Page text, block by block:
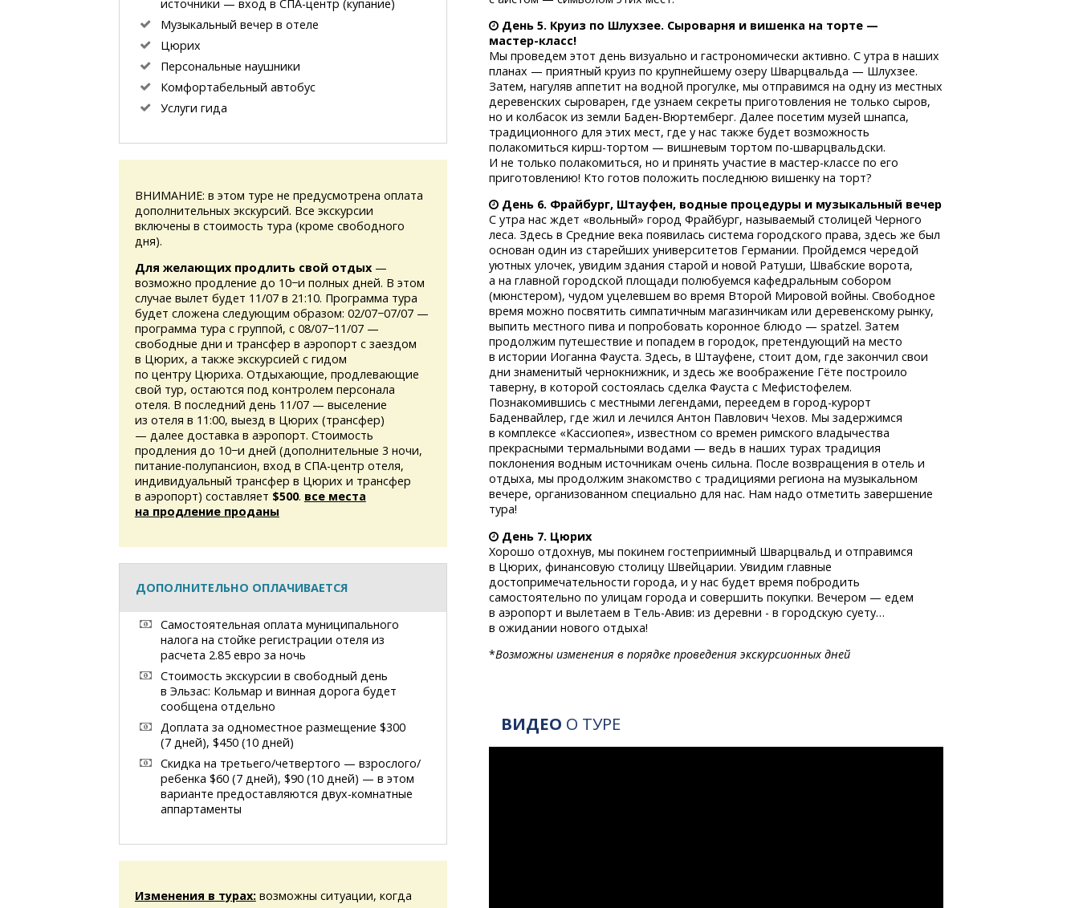
День 5. Круиз по Шлухзее. Сыроварня и вишенка на торте —
мастер-класс!
Мы проведем этот день визуально и гастрономически активно. С утра в наших
планах — приятный круиз по крупнейшему озеру Шварцвальда — Шлухзее.
Затем, нагуляв аппетит на водной прогулке, мы отправимся на одну из местных
деревенских сыроварен, где узнаем секреты приготовления не только сыров,
но и колбасок из земли Баден-Вюртемберг. Далее посетим музей шнапса,
традиционного для этих мест, где у нас также будет возможность
полакомитьсякирш-тортом — вишневым тортомпо-шварцвальдски.
И не только полакомиться, но и принять участиев мастер-классе по его
приготовлению! Кто готов положить последнюю вишенку на торт?
День 6. Фрайбург, Штауфен, водные процедуры и музыкальный вечер
С утра нас ждет «вольный» город Фрайбург, называемый столицей Черного
леса. Здесь в Средние века появилась система городского права, здесь же был
основан один из старейших университетов Германии. Пройдемся чередой
уютных улочек, увидим здания старой и новой Ратуши, Швабские ворота,
а на главной городской площади полюбуемся кафедральным собором
(мюнстером), чудом уцелевшем во время Второй Мировой войны. Свободное
время можно посвятить симпатичным магазинчикам или деревенскому рынку,
выпить местного пива и попробовать коронное блюдо — spatzel. Затем
продолжим путешествие и попадем в городок, претендующий на место
в истории Иоганна Фауста. Здесь, в Штауфене, стоит дом, где закончил свои
дни знаменитый чернокнижник, и здесь же воображение Гёте построило
таверну, в которой состоялась сделка Фауста с Мефистофелем.
Познакомившись с местными легендами, переедемв город-курорт
Баденвайлер, где жил и лечился Антон Павлович Чехов. Мы задержимся
в комплексе «Кассиопея», известном со времен римского владычества
прекрасными термальными водами — ведь в наших турах традиция
поклонения водным источникам очень сильна. После возвращения в отель и
отдыха, мы продолжим знакомство с традициями региона на музыкальном
вечере, организованном специально для нас. Нам надо отметить завершение
тура!
День 7. Цюрих
Хорошо отдохнув, мы покинем гостеприимный Шварцвальд и отправимся
в Цюрих, финансовую столицу Швейцарии. Увидим главные
достопримечательности города, и у нас будет время побродить
самостоятельно по улицам города и совершить покупки. Вечером — едем
в аэропорт и вылетаемв Тель-Авив: из деревни - в городскую суету…
в ожидании нового отдыха!
*Возможны изменения в порядке проведения экскурсионных дней
ВИДЕО О ТУРЕ
источники — вход в СПА-центр (купание)
Музыкальный вечер в отеле
Цюрих
Персональные наушники
Комфортабельный автобус
Услуги гида
ВНИМАНИЕ: в этом туре не предусмотрена оплата
дополнительных экскурсий. Все экскурсии
включены в стоимость тура (кроме свободного
дня).
Для желающих продлить свой отдых—
возможно продление до 10−и полных дней. В этом
случае вылет будет 11/07 в 21:10. Программа тура
будет сложена следующим образом: 02/07−07/07 —
программа тура с группой, с 08/07−11/07 —
свободные дни и трансфер в аэропорт с заездом
в Цюрих, а также экскурсией с гидом
по центру Цюриха. Отдыхающие, продлевающие
свой тур, остаются под контролем персонала
отеля. В последний день 11/07 — выселение
из отеля в 11:00, выезд в Цюрих (трансфер)
— далее доставка в аэропорт. Стоимость
продления до 10−и дней (дополнительные 3 ночи,
питание-полупансион, вход в СПА-центр отеля,
индивидуальный трансфер в Цюрих и трансфер
в аэропорт) составляет $500. все места
на продление проданы
ДОПОЛНИТЕЛЬНО ОПЛАЧИВАЕТСЯ
Самостоятельная оплата муниципального
налога на стойке регистрации отеля из
расчета 2.85 евро за ночь
Стоимость экскурсии в свободный день
в Эльзас: Кольмар и винная дорога будет
сообщена отдельно
Доплата за одноместное размещение $300
(7 дней), $450 (10 дней)
Скидка на третьего/четвертого — взрослого/
ребенка $60 (7 дней), $90 (10 дней) — в этом
варианте предоставляются двух-комнатные
аппартаменты
Изменения в турах:возможны ситуации, когда